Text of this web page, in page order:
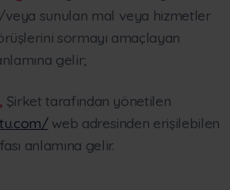
veya sunulan mal veya hizmetler
sormayı amaçlayan
gelir;
, Şirket tarafından yönetilen
web adresinden erişilebilen
anlamına gelir.